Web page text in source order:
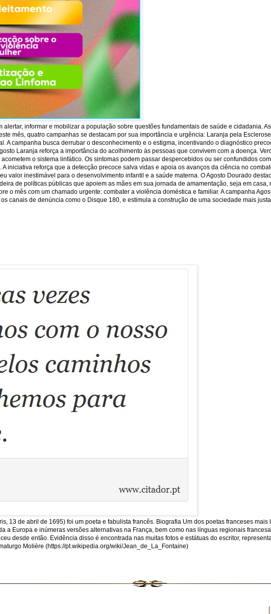
informar e mobilizar a população sobre questões fundamentais de saúde e cidadania.
mês, quatro campanhas se destacam por sua importância e urgência: Laranja pela
A campanha busca derrubar o desconhecimento e o estigma, incentivando o diagnóstico
Laranja reforça a importância do acolhimento às pessoas que convivem com a doença.
o sistema linfático. Os sintomas podem passar despercebidos ou ser confundidos
iniciativa reforça que a detecção precoce salva vidas e apoia os avanços da ciência no
valor inestimável para o desenvolvimento infantil e a saúde materna. O Agosto Dourado
de políticas públicas que apoiem as mães em sua jornada de amamentação, seja em
o mês com um chamado urgente: combater a violência doméstica e familiar. A campanha
canais de denúncia como o Disque 180, e estimula a construção de uma sociedade mais
13 de abril de 1695) foi um poeta e fabulista francês. Biografia Um dos poetas franceses
a Europa e inúmeras versões alternativas na França, bem como nas línguas regionais
desde então. Evidência disso é encontrada nas muitas fotos e estátuas do escritor,
Molière (https://pt.wikipedia.org/wiki/Jean_de_La_Fontaine)